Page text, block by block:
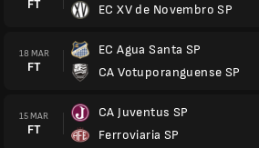
FT
EC XV de Novembro SP
18 MAR
FT
EC Agua Santa SP
CA Votuporanguense SP
15 MAR
FT
CA Juventus SP
Ferroviaria SP